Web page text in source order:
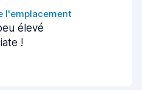
l'emplacement
élevé
!